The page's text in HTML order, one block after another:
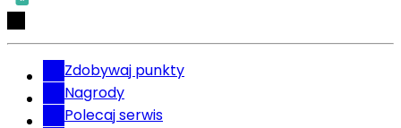
Zdobywaj punkty
Nagrody
Polecaj serwis